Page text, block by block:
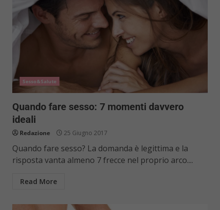
Sesso&Salute
Quando fare sesso: 7 momenti davvero
ideali
Redazione 25 Giugno 2017
Quando fare sesso? La domanda è legittima e la
risposta vanta almeno 7 frecce nel proprio arco....
Read More